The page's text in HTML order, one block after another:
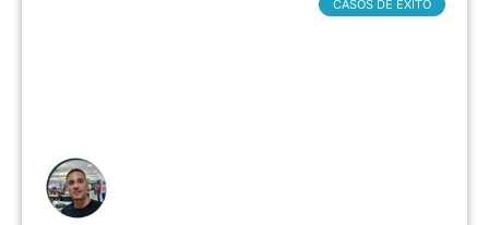
CASOS DE ÉXITO